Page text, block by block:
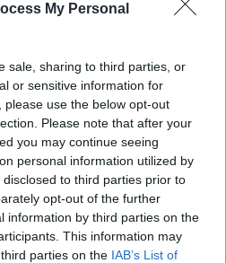
My Personal
sale, sharing to third parties, or
or sensitive information for
use the below opt-out
Please note that after your
you may continue seeing
personal information utilized by
to third parties prior to
opt-out of the further
information by third parties on the
This information may
parties on the IAB’s List of
në Dhërmi, ish-zyrtari i
dyshohet se kërcënoi
dhe administratorin
Stafa thirrje qytetarëve
protesta: Mbi partitë të
Shqipërinë, ka
koha e brezit të ri